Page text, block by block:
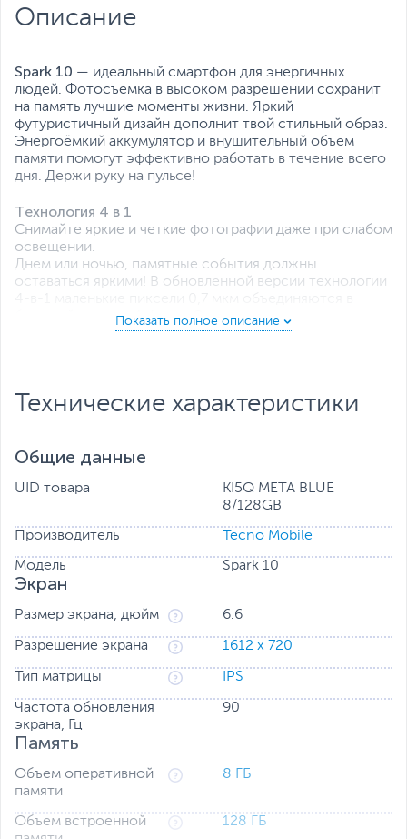
Тип SIM-карты:
Описание
Spark 10 — идеальный смартфон для энергичных
людей. Фотосъемка в высоком разрешении сохранит
на память лучшие моменты жизни. Яркий
футуристичный дизайн дополнит твой стильный образ.
Энергоёмкий аккумулятор и внушительный объем
памяти помогут эффективно работать в течение всего
дня. Держи руку на пульсе!
Технология 4 в 1
Снимайте яркие и четкие фотографии даже при слабом
освещении.
Днем или ночью, памятные события должны
оставаться яркими! В обновленной версии технологии
большой пиксель 1,4 мкм. Это значительно
увеличивает светопоглощение, благодаря которому вы
Продвинутый портретный режим
элементы бьютификации, которые подчеркивают
есть свой персональный стилист.
Режим Pro
Все еще считаете, что камера на смартфоне подходит
исключительно для любителей? Профессиональный
режим SPARK 10 меняет правила игры. Настройте
выдержку, режим измерения экспозиции, скорость
затвора, баланс белого и фокус. Найдите свой стиль и
Технические характеристики
Общие данные
UID товара
KI5Q META BLUE
8/128GB
Производитель Tecno Mobile
Модель Spark 10
Экран
Размер экрана, дюйм 6.6
Разрешение экрана 1612 x 720
Тип матрицы IPS
Частота обновления
экрана, Гц
90
Память
Объем оперативной
памяти
8 ГБ
Объем встроенной
128 ГБ